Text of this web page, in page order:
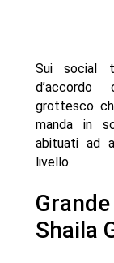
Sui social
grottesco
manda in
abituati ad
livello.
Shaila